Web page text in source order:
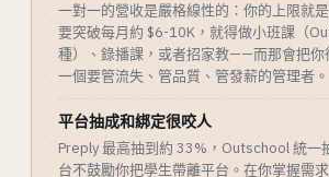
一對一的營收是嚴格線性的：你的上限就
要突破每月約 $6-10K，就得做小班課（
種）、錄播課，或者招家教——而那會把你
一個要管流失、管品質、管發薪的管理者。
平台抽成和綁定很咬人
Preply 最高抽到約 33%，Outschool 統一
台不鼓勵你把學生帶離平台。在你掌握需